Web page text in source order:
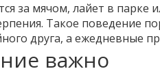
за мячом, лайет в парке
Такое поведение
друга, а ежедневные
важно